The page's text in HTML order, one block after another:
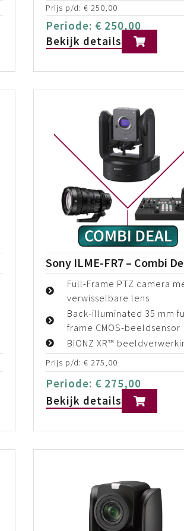
Prijs p/d: € 250,00
Periode: € 250,00
Bekijk details
Sony ILME-FR7 – Combi
Full-Frame PTZ camera
verwisselbare lens
Back-illuminated 35 mm
frame CMOS-beeldsensor
BIONZ XR™
Prijs p/d: € 275,00
Periode: € 275,00
Bekijk details